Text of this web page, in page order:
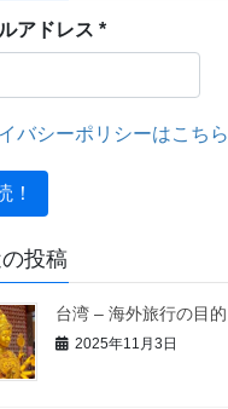
アドレス*
バシーポリシーはこちら
投稿
台湾 – 海外旅行の目的
2025年11月3日